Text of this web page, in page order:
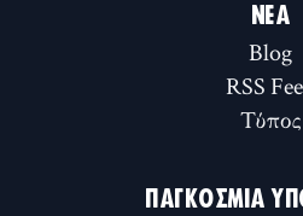
ΝΈΑ
Blog
RSS
Τύπος
ΠΑΓΚΌΣΜΙΑ